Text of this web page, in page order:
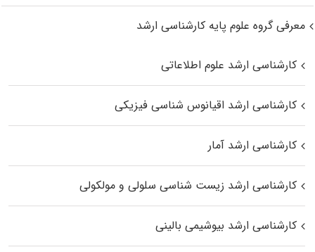
معرفی گروه علوم پایه کارشناسی ارشد
کارشناسی ارشد علوم اطلاعاتی
کارشناسی ارشد اقیانوس‌ شناسی فیزیکی
کارشناسی ارشد آمار
کارشناسی ارشد زیست شناسی سلولی و مولکولی
کارشناسی ارشد بیوشیمی بالینی